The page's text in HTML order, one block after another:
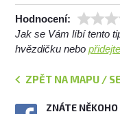
Hodnocení:
Jak se Vám líbí tento
hvězdičku nebo
ZPĚT NA MAPU /
ZNÁTE